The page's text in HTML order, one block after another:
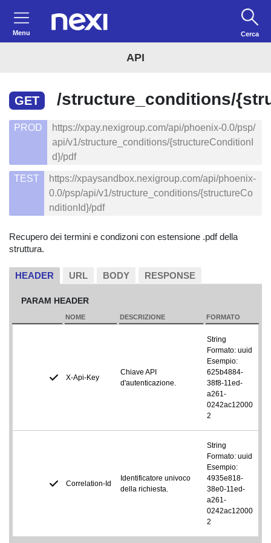
Menu Cerca
API
GET /structure_conditions/
PROD
https://xpay.nexigroup.com/api/phoenix-0.0/psp/
api/v1/structure_conditions/{structureConditionI
d}/pdf
TEST
https://xpaysandbox.nexigroup.com/api/phoenix-
0.0/psp/api/v1/structure_conditions/{structureCo
nditionId}/pdf
Recupero dei termini e condizoni con estensione .pdf della
struttura.
HEADER URL BODY RESPONSE
PARAM HEADER
NOME DESCRIZIONE FORMATO
X-Api-Key
Chiave API
d'autenticazione.
String
Formato: uuid
Esempio:
625b4884-
38f8-11ed-
a261-
0242ac12000
2
Correlation-Id
Identificatore univoco
della richiesta.
String
Formato: uuid
Esempio:
4935e818-
38e0-11ed-
a261-
0242ac12000
2